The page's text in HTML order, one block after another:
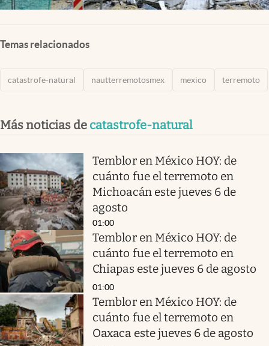
Temas relacionados
catastrofe-natural nautterremotosmex mexico terremoto
Más noticias de catastrofe-natural
Temblor en México HOY: de
cuánto fue el terremoto en
Michoacán este jueves 6 de
agosto
01:00
Temblor en México HOY: de
cuánto fue el terremoto en
Chiapas este jueves 6 de agosto
01:00
Temblor en México HOY: de
cuánto fue el terremoto en
Oaxaca este jueves 6 de agosto